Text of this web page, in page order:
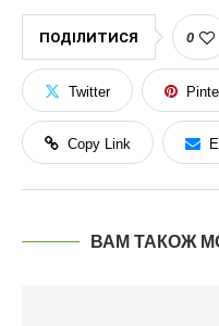
ПОДІЛИТИСЯ 0
Twitter
Copy Link
ВАМ ТАКОЖ